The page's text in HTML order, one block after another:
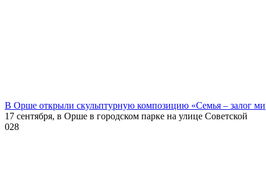
В Орше открыли скульптурную композицию «Семья – залог
17 сентября, в Орше в городском парке на улице Советской
028